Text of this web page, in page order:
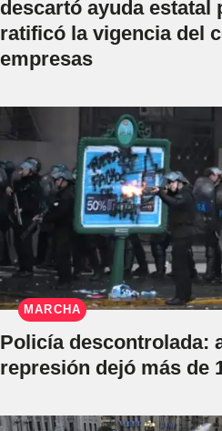
descartó ayuda estatal
ratificó la vigencia del
empresas
MARCHA
Policía descontrolada:
represión dejó más de